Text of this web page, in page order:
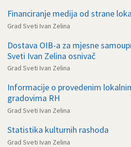
Financiranje medija od strane
Grad Sveti Ivan Zelina
Dostava OIB-a za mjesne
Sveti Ivan Zelina osnivač
Grad Sveti Ivan Zelina
Informacije o provedenim
gradovima RH
Grad Sveti Ivan Zelina
Statistika kulturnih rashoda
Grad Sveti Ivan Zelina